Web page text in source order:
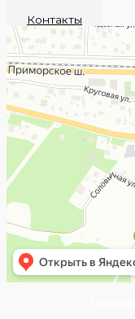
Контакты